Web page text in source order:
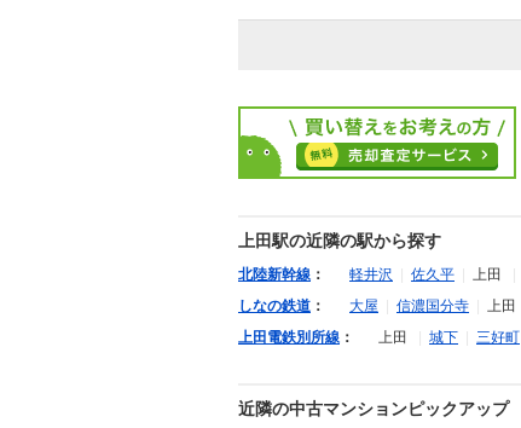
上田駅の近隣の駅から探す
北陸新幹線 ： 軽井沢 佐久平 上田
しなの鉄道 ： 大屋 信濃国分寺 上田
上田電鉄別所線 ： 上田 城下 三好町
近隣の中古マンションピックアップ